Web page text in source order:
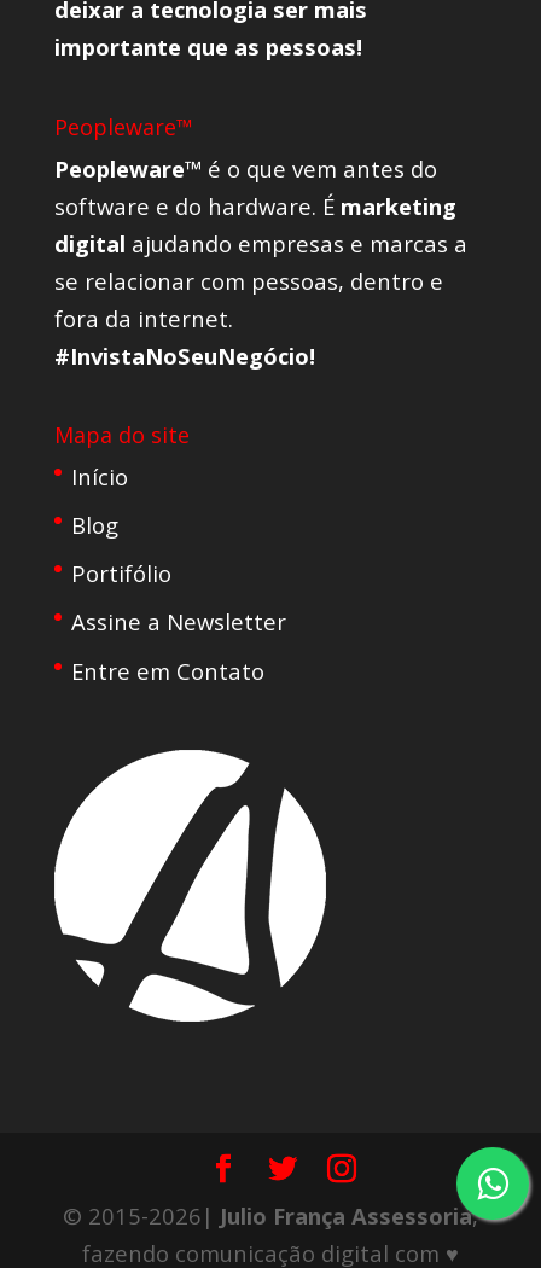
deixar a tecnologia ser mais
importante que as pessoas!
Peopleware™
Peopleware™ é o que vem antes do
software e do hardware. É marketing
digital ajudando empresas e marcas a
se relacionar com pessoas, dentro e
fora da internet.
#InvistaNoSeuNegócio!
Mapa do site
Início
Blog
Portifólio
Assine a Newsletter
Entre em Contato
© 2015-2026| Julio França Assessoria,
fazendo comunicação digital com ♥